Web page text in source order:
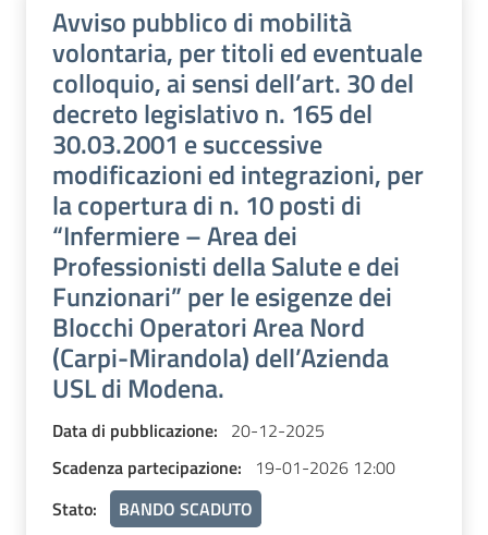
Avviso pubblico di mobilità
volontaria, per titoli ed eventuale
colloquio, ai sensi dell’art. 30 del
decreto legislativo n. 165 del
30.03.2001 e successive
modificazioni ed integrazioni, per
la copertura di n. 10 posti di
“Infermiere – Area dei
Professionisti della Salute e dei
Funzionari” per le esigenze dei
Blocchi Operatori Area Nord
(Carpi-Mirandola) dell’Azienda
USL di Modena.
Data di pubblicazione: 20-12-2025
Scadenza partecipazione:
19-01-2026 12:00
Stato:
BANDO SCADUTO